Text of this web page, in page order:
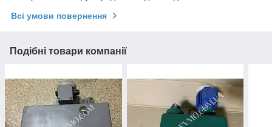
Всі умови повернення
Подібні товари компанії